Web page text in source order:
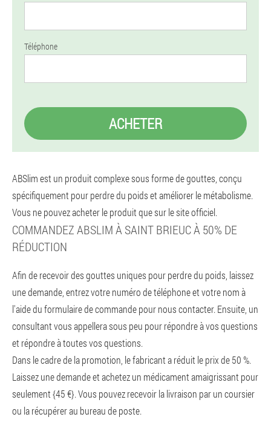
Téléphone
ACHETER
ABSlim est un produit complexe sous forme de gouttes, conçu
spécifiquement pour perdre du poids et améliorer le métabolisme.
Vous ne pouvez acheter le produit que sur le site officiel.
COMMANDEZ ABSLIM À SAINT BRIEUC À 50% DE
RÉDUCTION
Afin de recevoir des gouttes uniques pour perdre du poids, laissez
une demande, entrez votre numéro de téléphone et votre nom à
l'aide du formulaire de commande pour nous contacter. Ensuite, un
consultant vous appellera sous peu pour répondre à vos questions
et répondre à toutes vos questions.
Dans le cadre de la promotion, le fabricant a réduit le prix de 50 %.
Laissez une demande et achetez un médicament amaigrissant pour
seulement {45 €}. Vous pouvez recevoir la livraison par un coursier
ou la récupérer au bureau de poste.